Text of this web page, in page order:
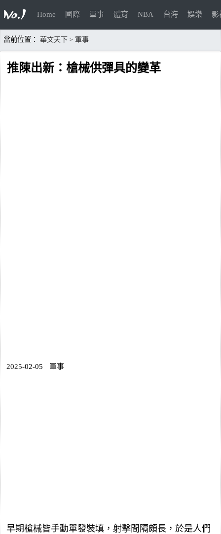
Home 國際 軍事 體育 NBA 台海 娛樂 影
當前位置： 華文天下 > 軍事
推陳出新：槍械供彈具的變革
2025-02-05 軍事
早期槍械皆手動單發裝填，射擊間隔頗長，於是人們